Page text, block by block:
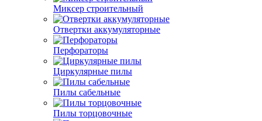
Миксер строительный
Отвертки аккумуляторные
Перфораторы
Циркулярные пилы
Пилы сабельные
Пилы торцовочные